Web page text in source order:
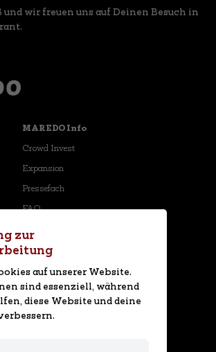
zur
auf unserer Website.
sind essenziell, während
diese Website und deine
wir freuen uns auf Deinen Besuch in
MAREDO Info
Crowd Invest
Expansion
Pressefach
FAQ